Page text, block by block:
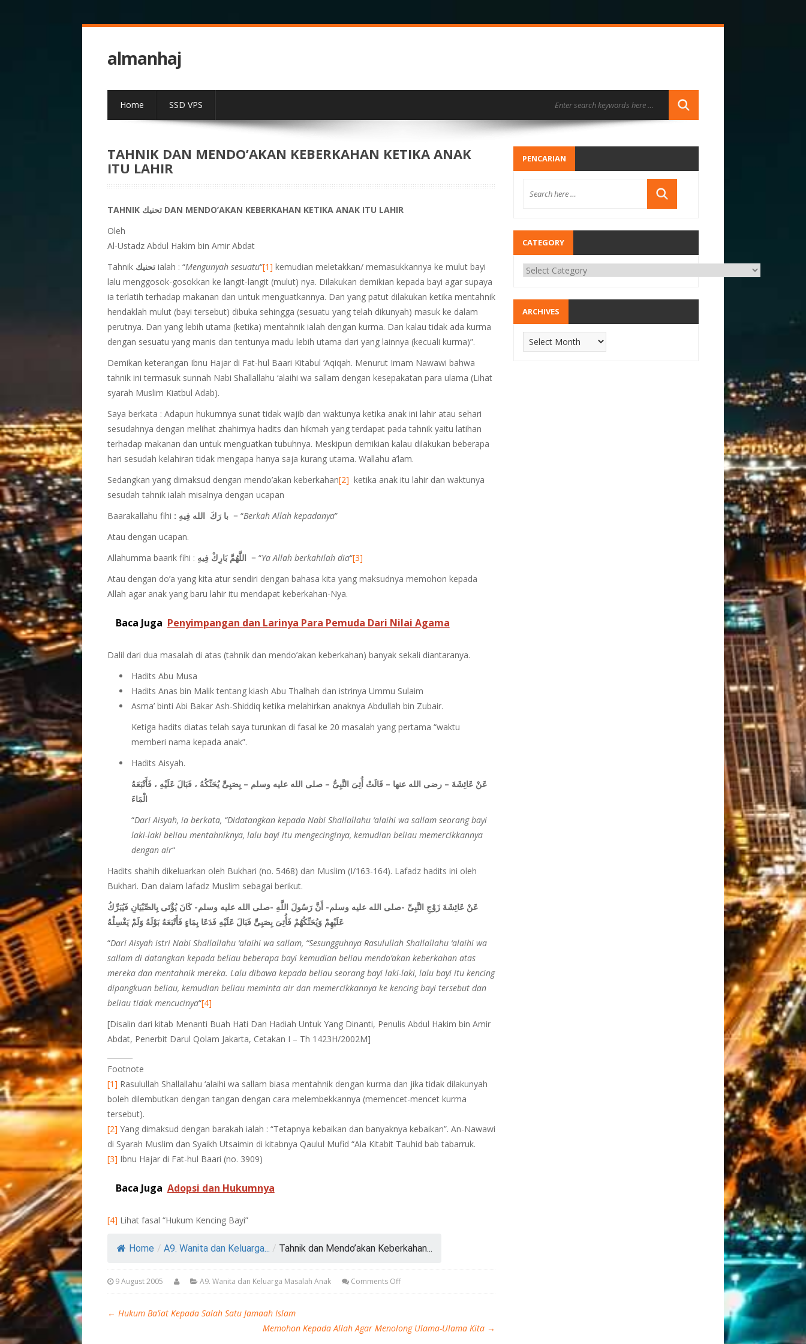
almanhaj
Home SSD VPS
TAHNIK DAN MENDO’AKAN KEBERKAHAN KETIKA ANAK
ITU LAHIR
TAHNIK تحنيك DAN MENDO’AKAN KEBERKAHAN KETIKA ANAK ITU LAHIR
Oleh
Al-Ustadz Abdul Hakim bin Amir Abdat
Tahnik تحنيكialah : “Mengunyah sesuatu“[1] kemudian meletakkan/ memasukkannya ke mulut bayi
lalu menggosok-gosokkan ke langit-langit (mulut) nya. Dilakukan demikian kepada bayi agar supaya
ia terlatih terhadap makanan dan untuk menguatkannya. Dan yang patut dilakukan ketika mentahnik
hendaklah mulut (bayi tersebut) dibuka sehingga (sesuatu yang telah dikunyah) masuk ke dalam
perutnya. Dan yang lebih utama (ketika) mentahnik ialah dengan kurma. Dan kalau tidak ada kurma
dengan sesuatu yang manis dan tentunya madu lebih utama dari yang lainnya (kecuali kurma)”.
Demikan keterangan Ibnu Hajar di Fat-hul Baari Kitabul ‘Aqiqah. Menurut Imam Nawawi bahwa
tahnik ini termasuk sunnah Nabi Shallallahu ‘alaihi wa sallam dengan kesepakatan para ulama (Lihat
syarah Muslim Kiatbul Adab).
Saya berkata : Adapun hukumnya sunat tidak wajib dan waktunya ketika anak ini lahir atau sehari
sesudahnya dengan melihat zhahirnya hadits dan hikmah yang terdapat pada tahnik yaitu latihan
terhadap makanan dan untuk menguatkan tubuhnya. Meskipun demikian kalau dilakukan beberapa
hari sesudah kelahiran tidak mengapa hanya saja kurang utama. Wallahu a’lam.
Sedangkan yang dimaksud dengan mendo’akan keberkahan[2] ketika anak itu lahir dan waktunya
sesudah tahnik ialah misalnya dengan ucapan
Baarakallahu fihi
: با رَكَ الله فِيهِ= “Berkah Allah kepadanya”
Atau dengan ucapan.
Allahumma baarik fihi :
= “Ya Allah berkahilah dia“[3]
Atau dengan do’a yang kita atur sendiri dengan bahasa kita yang maksudnya memohon kepada
Allah agar anak yang baru lahir itu mendapat keberkahan-Nya.
Baca Juga Penyimpangan dan Larinya Para Pemuda Dari Nilai Agama
Dalil dari dua masalah di atas (tahnik dan mendo’akan keberkahan) banyak sekali diantaranya.
Hadits Abu Musa
Hadits Anas bin Malik tentang kiash Abu Thalhah dan istrinya Ummu Sulaim
Asma’ binti Abi Bakar Ash-Shiddiq ketika melahirkan anaknya Abdullah bin Zubair.
Ketiga hadits diatas telah saya turunkan di fasal ke 20 masalah yang pertama “waktu
memberi nama kepada anak”.
Hadits Aisyah.
عَنْ عَائِشَةَ – رضى الله عنها – قَالَتْ أُتِىَ النَّبِىُّ – صلى الله عليه وسلم – بِصَبِىٍّ يُحَنِّكُهُ ، فَبَالَ عَلَيْهِ ، فَأَتْبَعَهُ
الْمَاءَ
“Dari Aisyah, ia berkata, “Didatangkan kepada Nabi Shallallahu ‘alaihi wa sallam seorang bayi
laki-laki beliau mentahniknya, lalu bayi itu mengecinginya, kemudian beliau memercikkannya
dengan air“
Hadits shahih dikeluarkan oleh Bukhari (no. 5468) dan Muslim (I/163-164). Lafadz hadits ini oleh
Bukhari. Dan dalam lafadz Muslim sebagai berikut.
عَنْ عَائِشَةَ زَوْجِ النَّبِىِّ -صلى الله عليه وسلم- أَنَّ رَسُولَ اللَّهِ -صلى الله عليه وسلم- كَانَ يُؤْتَى بِالصِّبْيَانِ فَيُبَرِّكُ
عَلَيْهِمْ وَيُحَنِّكُهُمْ فَأُتِىَ بِصَبِىٍّ فَبَالَ عَلَيْهِ فَدَعَا بِمَاءٍ فَأَتْبَعَهُ بَوْلَهُ وَلَمْ يَغْسِلْهُ
“Dari Aisyah istri Nabi Shallallahu ‘alaihi wa sallam, “Sesungguhnya Rasulullah Shallallahu ‘alaihi wa
sallam di datangkan kepada beliau beberapa bayi kemudian beliau mendo’akan keberkahan atas
mereka dan mentahnik mereka. Lalu dibawa kepada beliau seorang bayi laki-laki, lalu bayi itu kencing
dipangkuan beliau, kemudian beliau meminta air dan memercikkannya ke kencing bayi tersebut dan
beliau tidak mencucinya“[4]
[Disalin dari kitab Menanti Buah Hati Dan Hadiah Untuk Yang Dinanti, Penulis Abdul Hakim bin Amir
Abdat, Penerbit Darul Qolam Jakarta, Cetakan I – Th 1423H/2002M]
Footnote
[1] Rasulullah Shallallahu ‘alaihi wa sallam biasa mentahnik dengan kurma dan jika tidak dilakunyah
boleh dilembutkan dengan tangan dengan cara melembekkannya (memencet-mencet kurma
tersebut).
[2] Yang dimaksud dengan barakah ialah : “Tetapnya kebaikan dan banyaknya kebaikan”. An-Nawawi
di Syarah Muslim dan Syaikh Utsaimin di kitabnya Qaulul Mufid “Ala Kitabit Tauhid bab tabarruk.
[3] Ibnu Hajar di Fat-hul Baari (no. 3909)
Baca Juga Adopsi dan Hukumnya
[4] Lihat fasal “Hukum Kencing Bayi”
Home / A9. Wanita dan Keluarga... / Tahnik dan Mendo’akan Keberkahan...
9 August 2005 A9. Wanita dan Keluarga Masalah Anak Comments Off
← Hukum Ba’iat Kepada Salah Satu Jamaah Islam
Memohon Kepada Allah Agar Menolong Ulama-Ulama Kita →
PENCARIAN
CATEGORY
ARCHIVES